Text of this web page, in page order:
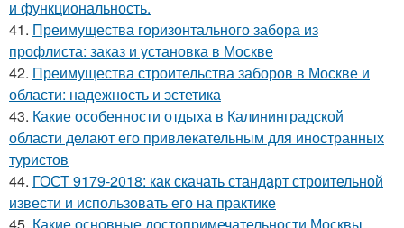
и функциональность.
41. Преимущества горизонтального забора из
профлиста: заказ и установка в Москве
42. Преимущества строительства заборов в Москве и
области: надежность и эстетика
43. Какие особенности отдыха в Калининградской
области делают его привлекательным для иностранных
туристов
44. ГОСТ 9179-2018: как скачать стандарт строительной
извести и использовать его на практике